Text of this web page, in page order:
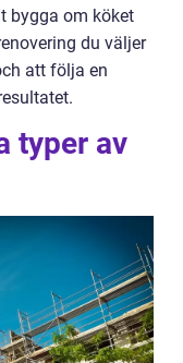
bygga om köket
du väljer
att följa en
typer av